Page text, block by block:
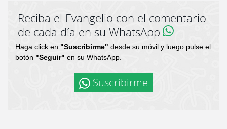
Reciba el Evangelio con el comentario
de cada día en su WhatsApp
Haga click en "Suscribirme" desde su móvil y luego pulse el
botón "Seguir" en su WhatsApp.
Suscribirme